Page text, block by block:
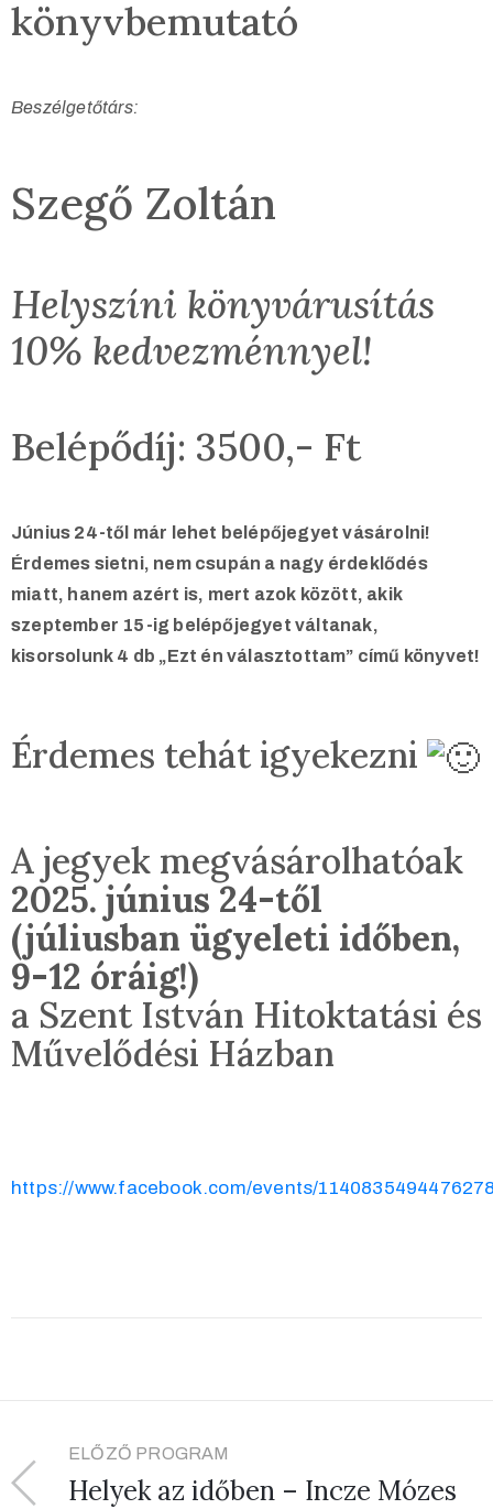
könyvbemutató
Beszélgetőtárs:
Szegő Zoltán
Helyszíni könyvárusítás
10% kedvezménnyel!
Belépődíj: 3500,- Ft
Június 24-től már lehet belépőjegyet vásárolni!
Érdemes sietni, nem csupán a nagy érdeklődés
miatt, hanem azért is, mert azok között, akik
szeptember 15-ig belépőjegyet váltanak,
kisorsolunk 4 db „Ezt én választottam” című könyvet!
Érdemes tehát igyekezni
A jegyek megvásárolhatóak
2025. június 24-től
(júliusban ügyeleti időben,
9-12 óráig!)
a Szent István Hitoktatási és
Művelődési Házban
https://www.facebook.com/events/
ELŐZŐ PROGRAM
Helyek az időben – Incze Mózes